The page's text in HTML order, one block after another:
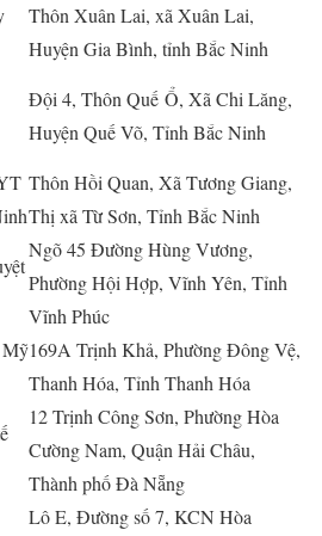
Thôn Xuân Lai, xã Xuân Lai,
Huyện Gia Bình, tỉnh Bắc Ninh
Đội 4, Thôn Quế Ổ, Xã Chi Lăng,
Huyện Quế Võ, Tỉnh Bắc Ninh
Thôn Hồi Quan, Xã Tương Giang,
Thị xã Từ Sơn, Tỉnh Bắc Ninh
Ngõ 45 Đường Hùng Vương,
Phường Hội Hợp, Vĩnh Yên, Tỉnh
Vĩnh Phúc
Mỹ169A Trịnh Khả, Phường Đông Vệ,
Thanh Hóa, Tỉnh Thanh Hóa
12 Trịnh Công Sơn, Phường Hòa
Cường Nam, Quận Hải Châu,
Thành phố Đà Nẵng
Lô E, Đường số 7, KCN Hòa